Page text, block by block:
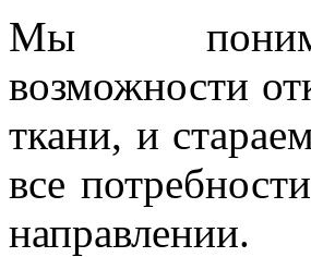
Мы
возможности
ткани, и
все
направлении.